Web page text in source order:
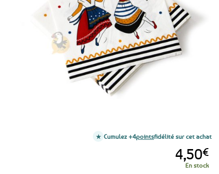
favoris
4,50€
En stock
Cumulez +4pointsfidélité sur cet achat